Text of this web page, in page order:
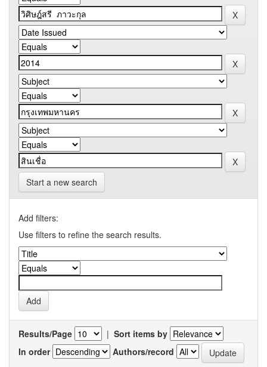
Start a new search
Add filters:
Use filters to refine the search results.
Results/Page | Sort items by
In order
Authors/record